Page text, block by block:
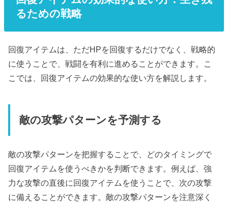
るための戦略
回復アイテムは、ただHPを回復するだけでなく、戦略的
に使うことで、戦闘を有利に進めることができます。こ
こでは、回復アイテムの効果的な使い方を解説します。
敵の攻撃パターンを予測する
敵の攻撃パターンを把握することで、どのタイミングで
回復アイテムを使うべきかを判断できます。例えば、強
力な攻撃の直後に回復アイテムを使うことで、次の攻撃
に備えることができます。敵の攻撃パターンを注意深く